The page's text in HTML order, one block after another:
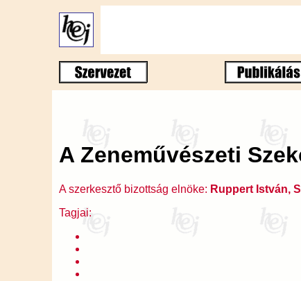
A Zeneművészeti
A szerkesztő bizottság elnöke: Ruppert István,
Tagjai: